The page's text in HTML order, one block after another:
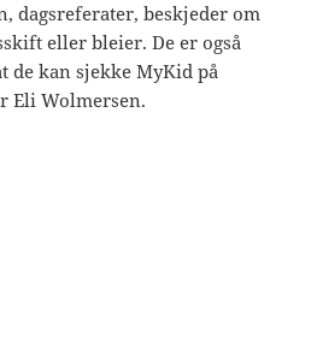
dagsreferater, beskjeder om
eller bleier. De er også
de kan sjekke MyKid på
Eli Wolmersen.